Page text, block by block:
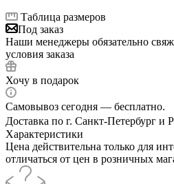
Таблица размеров
Под заказ
Наши менеджеры обязательно
условия заказа
Хочу в подарок
Самовывоз сегодня — бесплатно.
Доставка по г. Санкт-Петербург и
Характеристики
Цена действительна только для
отличаться от цен в розничных